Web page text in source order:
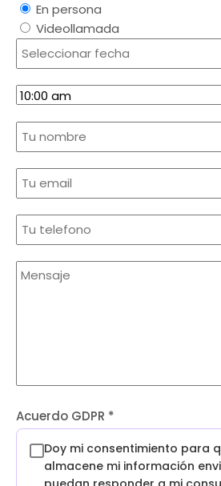
En persona
Videollamada
Acuerdo GDPR *
Doy mi consentimiento para
almacene mi información